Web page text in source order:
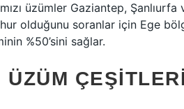
üzümler Gaziantep,
olduğunu soranlar için Ege
%50’sini sağlar.
ÜZÜM